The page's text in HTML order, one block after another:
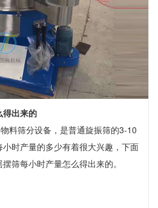
得出来的
料筛分设备，是普通旋振筛的3-10
时产量的多少有着很大兴趣，下面
筛每小时产量怎么得出来的。